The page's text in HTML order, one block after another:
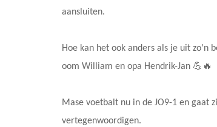
aansluiten.
Hoe kan het ook anders als je uit
oom William en opa Hendrik-Jan 💪🔥
Mase voetbalt nu in de JO9-1 en gaat
vertegenwoordigen.